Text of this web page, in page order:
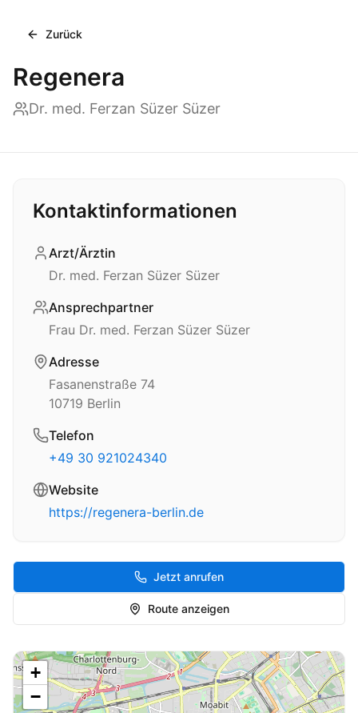
Zurück
Regenera
Dr. med. Ferzan Süzer Süzer
Kontaktinformationen
Arzt/Ärztin
Dr. med. Ferzan Süzer Süzer
Ansprechpartner
Frau Dr. med. Ferzan Süzer Süzer
Adresse
Fasanenstraße 74
10719 Berlin
Telefon
+49 30 921024340
Website
https://regenera-berlin.de
Jetzt anrufen
Route anzeigen
+
−